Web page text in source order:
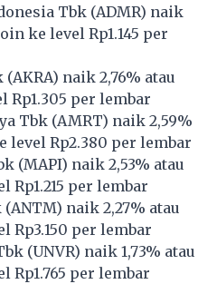
Tbk (ADMR) naik
ke level Rp1.145 per
(AKRA) naik 2,76% atau
Rp1.305 per lembar
Tbk (AMRT) naik 2,59%
level Rp2.380 per lembar
(MAPI) naik 2,53% atau
Rp1.215 per lembar
(ANTM) naik 2,27% atau
Rp3.150 per lembar
(UNVR) naik 1,73% atau
Rp1.765 per lembar